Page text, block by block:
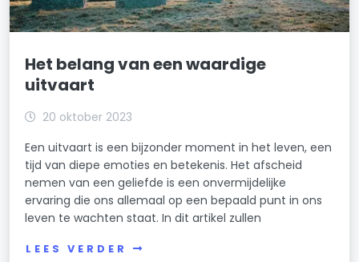
Het belang van een waardige
uitvaart
20 oktober 2023
Een uitvaart is een bijzonder moment in het leven, een
tijd van diepe emoties en betekenis. Het afscheid
nemen van een geliefde is een onvermijdelijke
ervaring die ons allemaal op een bepaald punt in ons
leven te wachten staat. In dit artikel zullen
LEES VERDER